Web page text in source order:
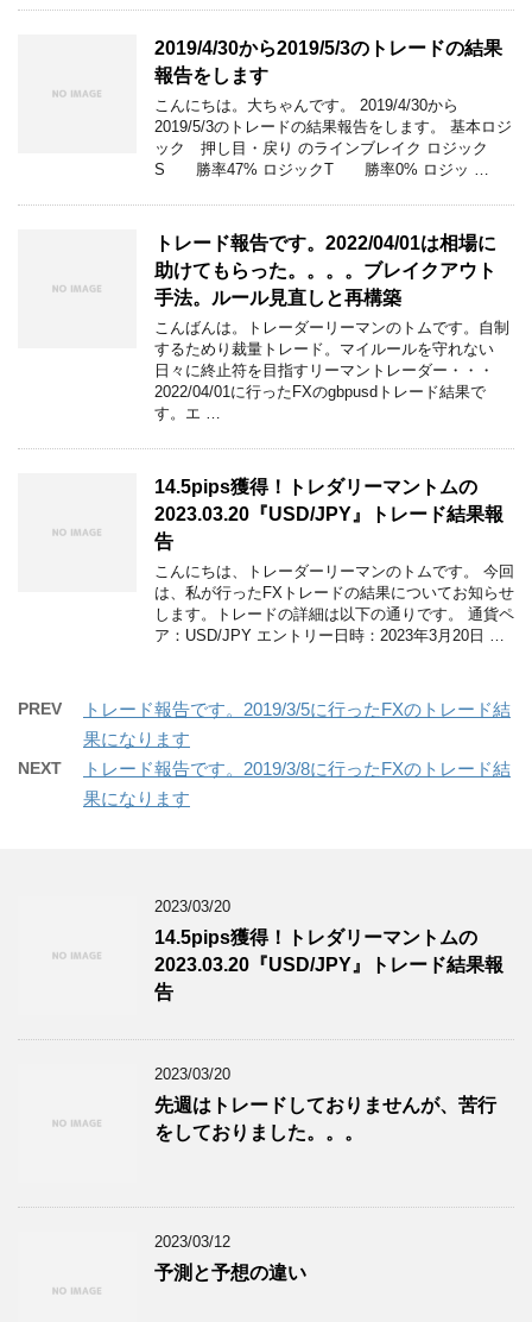
2019/4/30から2019/5/3のトレードの結果
報告をします
こんにちは。大ちゃんです。 2019/4/30から
2019/5/3のトレードの結果報告をします。 基本ロジ
ック 押し目・戻り のラインブレイク ロジック
S 勝率47% ロジックT 勝率0% ロジッ …
トレード報告です。2022/04/01は相場に
助けてもらった。。。。ブレイクアウト
手法。ルール見直しと再構築
こんばんは。トレーダーリーマンのトムです。自制
するためり裁量トレード。マイルールを守れない
日々に終止符を目指すリーマントレーダー・・・
2022/04/01に行ったFXのgbpusdトレード結果で
す。エ …
14.5pips獲得！トレダリーマントムの
2023.03.20『USD/JPY』トレード結果報
告
こんにちは、トレーダーリーマンのトムです。 今回
は、私が行ったFXトレードの結果についてお知らせ
します。トレードの詳細は以下の通りです。 通貨ペ
ア：USD/JPY エントリー日時：2023年3月20日 …
PREV
トレード報告です。2019/3/5に行ったFXのトレード結
果になります
NEXT
トレード報告です。2019/3/8に行ったFXのトレード結
果になります
2023/03/20
14.5pips獲得！トレダリーマントムの
2023.03.20『USD/JPY』トレード結果報
告
2023/03/20
先週はトレードしておりませんが、苦行
をしておりました。。。
2023/03/12
予測と予想の違い